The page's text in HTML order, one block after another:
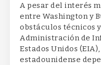
A pesar del interés
entre Washington y
obstáculos técnicos
Administración de
Estados Unidos
estadounidense